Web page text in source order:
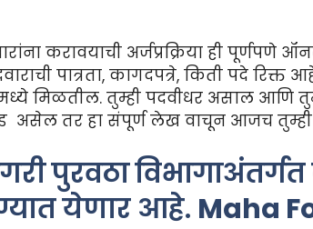
करावयाची अर्जप्रक्रिया ही पूर्णपणे
पात्रता, कागदपत्रे, किती पदे रिक्त
मिळतील. तुम्ही पदवीधर असाल आणि
असेल तर हा संपूर्ण लेख वाचून आजच तुम्ही
पुरवठा
येणार आहे. Maha